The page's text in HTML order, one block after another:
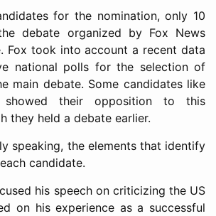
for the nomination, only 10
debate organized by Fox News
Fox took into account a recent data
national polls for the selection of
main debate. Some candidates like
showed their opposition to this
they held a debate earlier.
speaking, the elements that identify
candidate.
his speech on criticizing the US
on his experience as a successful